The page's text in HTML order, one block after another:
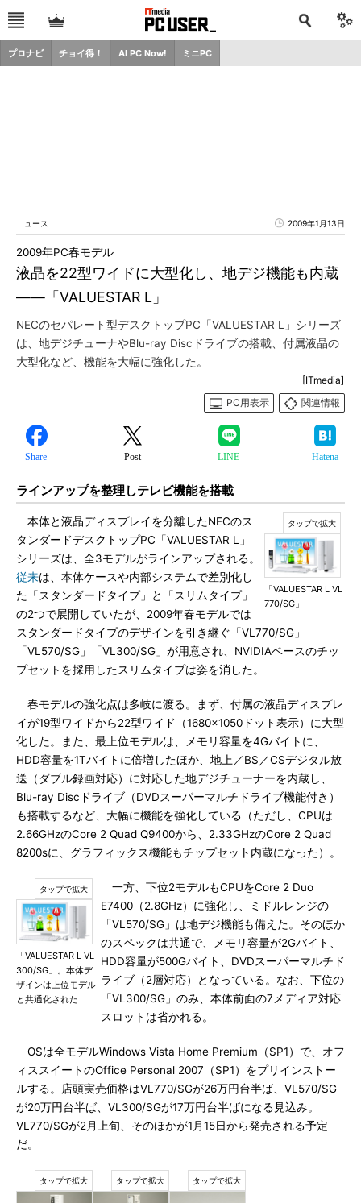
プロナビ チョイ得！ AI PC Now! ミニPC
ニュース 2009年1月13日
液晶を22型ワイドに大型化し、地デジ機能も内蔵
――「VALUESTAR L」
2009年PC春モデル
NECのセパレート型デスクトップPC「VALUESTAR L」シリーズ
は、地デジチューナやBlu-ray Discドライブの搭載、付属液晶の
大型化など、機能を大幅に強化した。
[ITmedia]
PC用表示
関連情報
Share Post LINE Hatena
ラインアップを整理しテレビ機能を搭載
「VALUESTAR L VL
770/SG」
本体と液晶ディスプレイを分離したNECのス
タンダードデスクトップPC「VALUESTAR L」
シリーズは、全3モデルがラインアップされる。
従来は、本体ケースや内部システムで差別化し
た「スタンダードタイプ」と「スリムタイプ」
の2つで展開していたが、2009年春モデルでは
スタンダードタイプのデザインを引き継ぐ「VL770/SG」
「VL570/SG」「VL300/SG」が用意され、NVIDIAベースのチッ
プセットを採用したスリムタイプは姿を消した。
春モデルの強化点は多岐に渡る。まず、付属の液晶ディスプレ
イが19型ワイドから22型ワイド（1680×1050ドット表示）に大型
化した。また、最上位モデルは、メモリ容量を4Gバイトに、
HDD容量を1Tバイトに倍増したほか、地上／BS／CSデジタル放
送（ダブル録画対応）に対応した地デジチューナーを内蔵し、
Blu-ray Discドライブ（DVDスーパーマルチドライブ機能付き）
も搭載するなど、大幅に機能を強化している（ただし、CPUは
2.66GHzのCore 2 Quad Q9400から、2.33GHzのCore 2 Quad
8200sに、グラフィックス機能もチップセット内蔵になった）。
「VALUESTAR L VL
300/SG」。本体デ
ザインは上位モデル
と共通化された
一方、下位2モデルもCPUをCore 2 Duo
E7400（2.8GHz）に強化し、ミドルレンジの
「VL570/SG」は地デジ機能も備えた。そのほか
のスペックは共通で、メモリ容量が2Gバイト、
HDD容量が500Gバイト、DVDスーパーマルチド
ライブ（2層対応）となっている。なお、下位の
「VL300/SG」のみ、本体前面の7メディア対応
スロットは省かれる。
OSは全モデルWindows Vista Home Premium（SP1）で、オフ
ィススイートのOffice Personal 2007（SP1）をプリインストー
ルする。店頭実売価格はVL770/SGが26万円台半ば、VL570/SG
が20万円台半ば、VL300/SGが17万円台半ばになる見込み。
VL770/SGが2月上旬、そのほかが1月15日から発売される予定
だ。